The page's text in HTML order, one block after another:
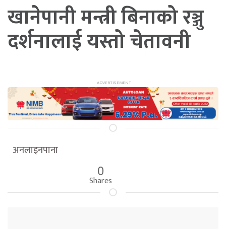
खानेपानी मन्त्री बिनाको रञ्जु
दर्शनालाई यस्तो चेतावनी
अनलाइनपाना
0
Shares